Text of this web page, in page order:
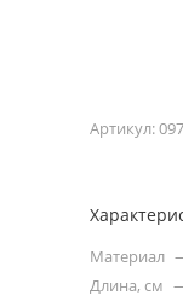
Артикул:
Материал
Длина, см